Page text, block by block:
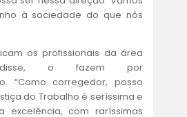
à sociedade do que nós
os profissionais da área
disse, o fazem por
“Como corregedor, posso
do Trabalho é seríssima e
excelência, com raríssimas